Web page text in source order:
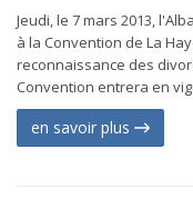
Jeudi, le 7 mars 2013,
à la Convention de La
reconnaissance des
Convention entrera en
en savoir plus